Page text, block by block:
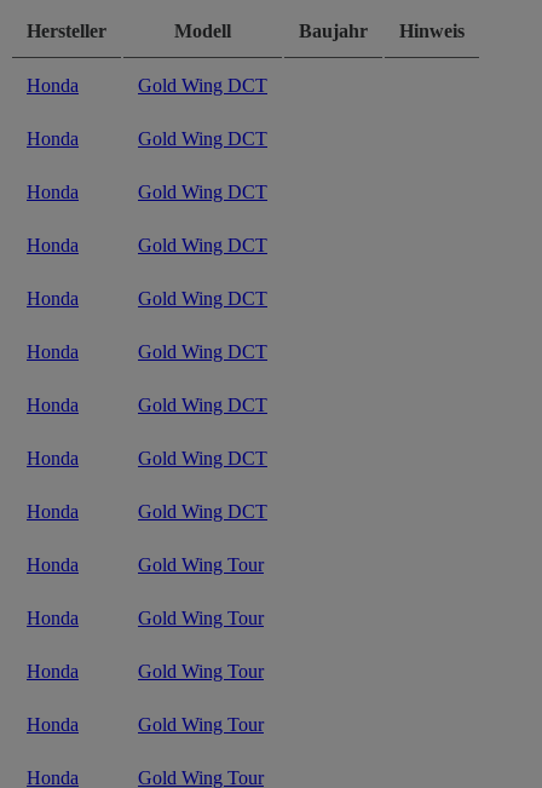
Hersteller Modell Baujahr Hinweis
Honda Gold Wing DCT
Honda Gold Wing DCT
Honda Gold Wing DCT
Honda Gold Wing DCT
Honda Gold Wing DCT
Honda Gold Wing DCT
Honda Gold Wing DCT
Honda Gold Wing DCT
Honda Gold Wing DCT
Honda Gold Wing Tour
Honda Gold Wing Tour
Honda Gold Wing Tour
Honda Gold Wing Tour
Honda Gold Wing Tour